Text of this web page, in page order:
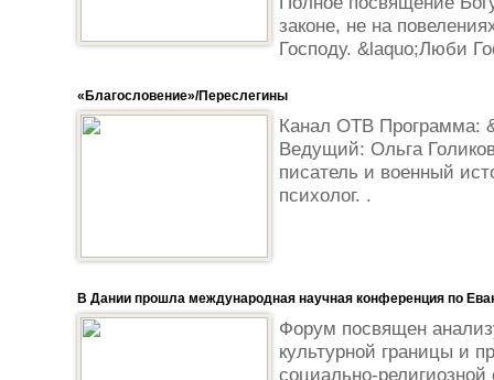
законе, не на
Господу. &laquo;Люби
«Благословение»/Переслегины
Канал ОТВ Программа:
Ведущий: Ольга
писатель и военный
психолог. .
В Дании прошла международная научная конференция по
Форум посвящен
культурной границы и
социально-